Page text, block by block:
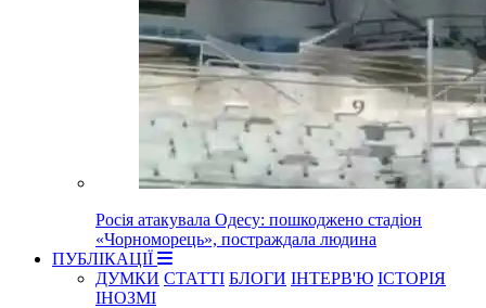
Росія атакувала Одесу: пошкоджено стадіон
«Чорноморець», постраждала людина
ПУБЛІКАЦІЇ
ДУМКИ СТАТТІ БЛОГИ ІНТЕРВ'Ю ІСТОРІЯ
ІНОЗМІ